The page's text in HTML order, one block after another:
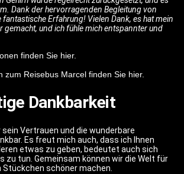
Dank der hervorragenden Begleitung von
fantastische Erfahrung! Vielen Dank, es hat mein
gemacht, und ich fühle mich entspannter und
finden Sie hier.
zum Reisebus Marcel finden Sie hier.
Dankbarkeit
Vertrauen und die wunderbare
Es freut mich auch, dass ich Ihnen
etwas zu geben, bedeutet auch sich
zu tun. Gemeinsam können wir die Welt für
Stückchen schöner machen.